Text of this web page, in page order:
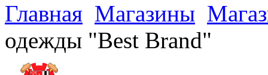
Главная Магазины
одежды "Best Brand"